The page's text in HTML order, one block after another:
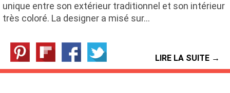
unique entre son extérieur traditionnel et son intérieur
très coloré. La designer a misé sur…
LIRE LA SUITE →